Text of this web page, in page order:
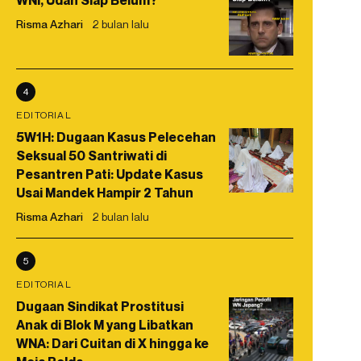
Risma Azhari 2 bulan lalu
4
EDITORIAL
5W1H: Dugaan Kasus Pelecehan
Seksual 50 Santriwati di
Pesantren Pati: Update Kasus
Usai Mandek Hampir 2 Tahun
Risma Azhari 2 bulan lalu
5
EDITORIAL
Dugaan Sindikat Prostitusi
Anak di Blok M yang Libatkan
WNA: Dari Cuitan di X hingga ke